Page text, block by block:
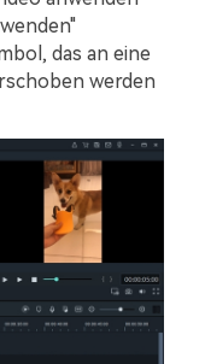
"
das an eine
werden